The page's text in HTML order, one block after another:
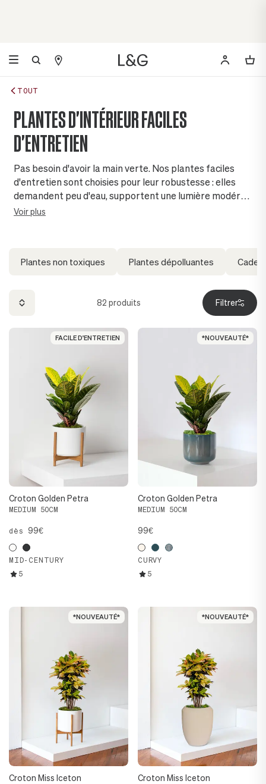
TOUT
PLANTES D'INTÉRIEUR FACILES
D'ENTRETIEN
Pas besoin d'avoir la main verte. Nos plantes faciles
d'entretien sont choisies pour leur robustesse : elles
demandent peu d'eau, supportent une lumière modérée
et pardonnent les oublis. Le vert chez soi, sans
Voir plus
Plantes non toxiques Plantes dépolluantes
82 produits Filtrer
FACILE D'ENTRETIEN
FACILE D'ENTRETIEN
Croton Golden Petra
MEDIUM 50CM
dès99€
MID-CENTURY
5
*NOUVEAUTÉ*
*NOUVEAUTÉ*
Croton Golden Petra
MEDIUM 50CM
99€
CURVY
5
*NOUVEAUTÉ*
*NOUVEAUTÉ*
Croton Miss Iceton
*NOUVEAUTÉ*
*NOUVEAUTÉ*
Croton Miss Iceton